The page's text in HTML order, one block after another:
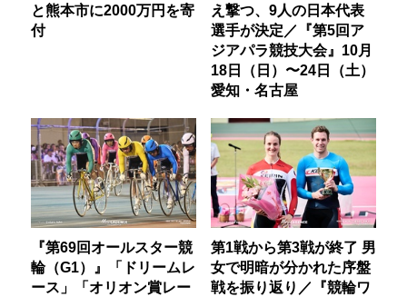
と熊本市に2000万円を寄
付
え撃つ、9人の日本代表
選手が決定／『第5回ア
ジアパラ競技大会』10月
18日（日）〜24日（土）
愛知・名古屋
『第69回オールスター競
輪（G1）』「ドリームレ
ース」「オリオン賞レー
第1戦から第3戦が終了 男
女で明暗が分かれた序盤
戦を振り返り／『競輪ワ